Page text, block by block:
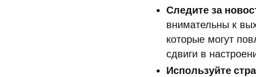
Следите за
внимательны к
которые могут
сдвиги в
Используйте